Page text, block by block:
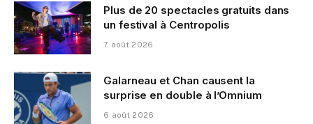
Plus de 20 spectacles gratuits dans
un festival à Centropolis
7 août 2026
Galarneau et Chan causent la
surprise en double à l’Omnium
6 août 2026